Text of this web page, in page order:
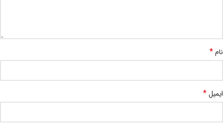
نام*
ایمیل*